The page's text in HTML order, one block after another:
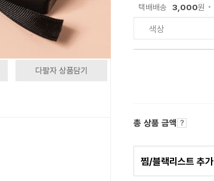
다팔자 상품담기
택배배송 3,000원
색상
총 상품 금액
찜/블랙리스트 추가